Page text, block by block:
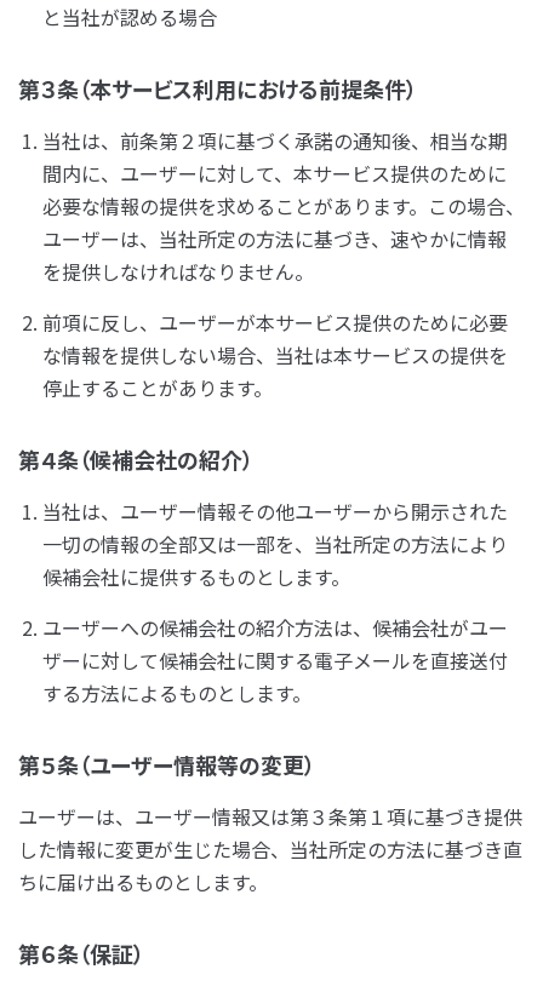
と当社が認める場合
第３条（本サービス利用における前提条件）
当社は、前条第２項に基づく承諾の通知後、相当な期
間内に、ユーザーに対して、本サービス提供のために
必要な情報の提供を求めることがあります。この場合、
ユーザーは、当社所定の方法に基づき、速やかに情報
を提供しなければなりません。
前項に反し、ユーザーが本サービス提供のために必要
な情報を提供しない場合、当社は本サービスの提供を
停止することがあります。
第４条（候補会社の紹介）
当社は、ユーザー情報その他ユーザーから開示された
一切の情報の全部又は一部を、当社所定の方法により
候補会社に提供するものとします。
ユーザーへの候補会社の紹介方法は、候補会社がユー
ザーに対して候補会社に関する電子メールを直接送付
する方法によるものとします。
第５条（ユーザー情報等の変更）
ユーザーは、ユーザー情報又は第３条第１項に基づき提供
した情報に変更が生じた場合、当社所定の方法に基づき直
ちに届け出るものとします。
第６条（保証）